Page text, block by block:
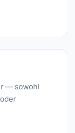
— sowohl